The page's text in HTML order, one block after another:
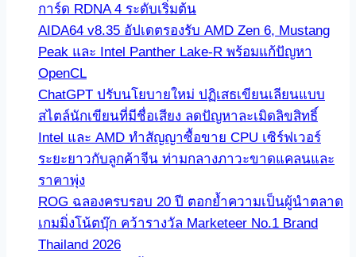
การ์ด RDNA 4 ระดับเริ่มต้น
AIDA64 v8.35 อัปเดตรองรับ AMD Zen 6, Mustang
Peak และ Intel Panther Lake-R พร้อมแก้ปัญหา
OpenCL
ChatGPT ปรับนโยบายใหม่ ปฏิเสธเขียนเลียนแบบ
สไตล์นักเขียนที่มีชื่อเสียง ลดปัญหาละเมิดลิขสิทธิ์
Intel และ AMD ทำสัญญาซื้อขาย CPU เซิร์ฟเวอร์
ระยะยาวกับลูกค้าจีน ท่ามกลางภาวะขาดแคลนและ
ราคาพุ่ง
ROG ฉลองครบรอบ 20 ปี ตอกย้ำความเป็นผู้นำตลาด
เกมมิ่งโน้ตบุ๊ก คว้ารางวัล Marketeer No.1 Brand
Thailand 2026